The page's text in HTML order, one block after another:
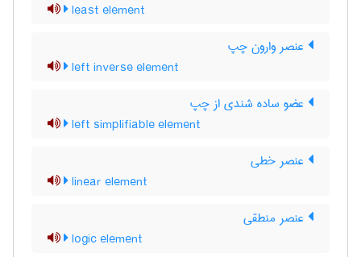
least element
عنصر وارون چپ
left inverse element
عضو ساده شندی از چپ
left simplifiable element
عنصر خطی
linear element
عنصر منطقی
logic element